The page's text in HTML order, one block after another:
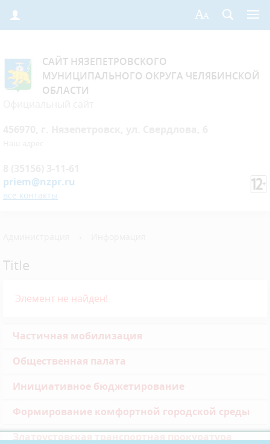
САЙТ НЯЗЕПЕТРОВСКОГО
МУНИЦИПАЛЬНОГО ОКРУГА ЧЕЛЯБИНСКОЙ
ОБЛАСТИ
priem@nzpr.ru
все контакты
Title
Элемент не найден!
Частичная мобилизация
Общественная палата
Инициативное бюджетирование
Формирование комфортной городской среды
Златоустовская транспортная прокуратура